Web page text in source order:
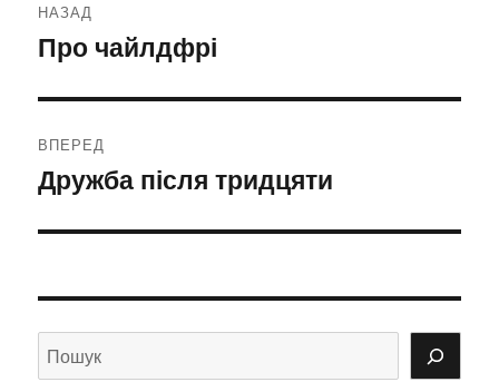
записів
НАЗАД
Попередній
Про чайлдфрі
ВПЕРЕД
Наступний
Дружба після тридцяти